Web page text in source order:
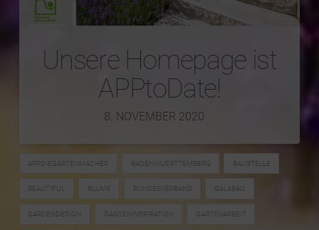
Unsere Homepage ist
APPtoDate!
8. NOVEMBER 2020
APPDIEGARTENMACHER BADENWUERTTEMBERG BAUSTELLE
BEAUTIFUL BLUME BUNDESVERBAND GALABAU
GARDENDESIGN GARDENINSPIRATION GARTENARBEIT